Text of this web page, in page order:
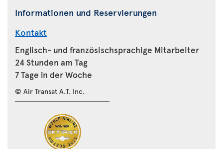
Informationen und Reservierungen
Kontakt
Englisch- und französischsprachige Mitarbeiter
24 Stunden am Tag
7 Tage in der Woche
© Air Transat A.T. Inc.